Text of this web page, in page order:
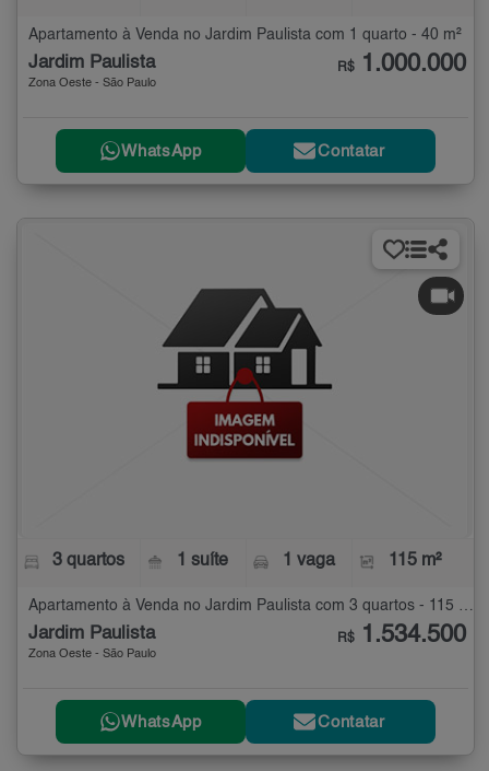
Apartamento à Venda no Jardim Paulista com 1 quarto - 40 m²
Jardim Paulista
Zona Oeste - São Paulo
R$ 1.000.000
WhatsApp Contatar
3 quartos 1 suíte 1 vaga 115 m²
Apartamento à Venda no Jardim Paulista com 3 quartos - 115 m²
Jardim Paulista
Zona Oeste - São Paulo
R$ 1.534.500
WhatsApp Contatar